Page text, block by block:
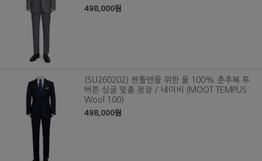
498,000원
(SU260202) 젠틀맨을 위한 울 100% 춘추복 투
버튼 싱글 맞춤 정장 / 네이비 (MOOT TEMPUS
Wool 100)
498,000원